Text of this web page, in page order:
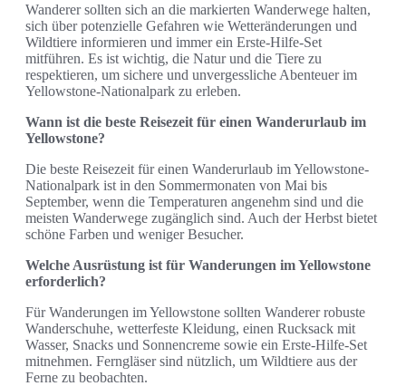
Wanderer sollten sich an die markierten Wanderwege halten,
sich über potenzielle Gefahren wie Wetteränderungen und
Wildtiere informieren und immer ein Erste-Hilfe-Set
mitführen. Es ist wichtig, die Natur und die Tiere zu
respektieren, um sichere und unvergessliche Abenteuer im
Yellowstone-Nationalpark zu erleben.
Wann ist die beste Reisezeit für einen Wanderurlaub im
Yellowstone?
Die beste Reisezeit für einen Wanderurlaub im Yellowstone-
Nationalpark ist in den Sommermonaten von Mai bis
September, wenn die Temperaturen angenehm sind und die
meisten Wanderwege zugänglich sind. Auch der Herbst bietet
schöne Farben und weniger Besucher.
Welche Ausrüstung ist für Wanderungen im Yellowstone
erforderlich?
Für Wanderungen im Yellowstone sollten Wanderer robuste
Wanderschuhe, wetterfeste Kleidung, einen Rucksack mit
Wasser, Snacks und Sonnencreme sowie ein Erste-Hilfe-Set
mitnehmen. Ferngläser sind nützlich, um Wildtiere aus der
Ferne zu beobachten.